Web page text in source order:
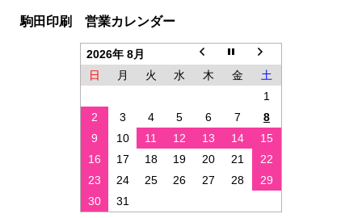
駒田印刷 営業カレンダー
2026年 8月
日
月 火 水 木 金
土
1
2
3 4 5 6 7
8
9
10 11 12 13 14
15
16
17 18 19 20 21
22
23
24 25 26 27 28
29
30
31